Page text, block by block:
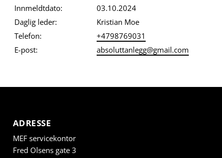
Innmeldtdato:
03.10.2024
Daglig leder:
Kristian Moe
Telefon:
+4798769031
E-post:
absoluttanlegg@gmail.com
ADRESSE
MEF servicekontor
Fred Olsens gate 3